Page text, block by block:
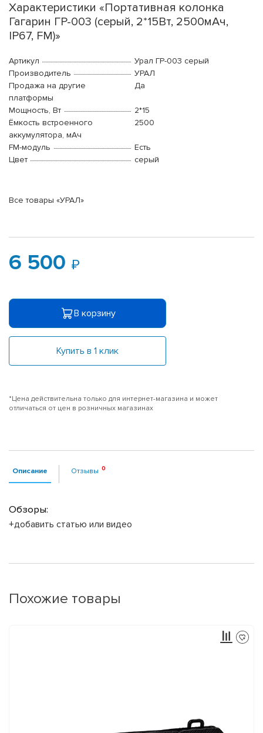
Характеристики «Портативная колонка
Гагарин ГР-003 (серый, 2*15Вт, 2500мАч,
IP67, FM)»
Артикул
Урал ГР-003 серый
Производитель
УРАЛ
Продажа на другие
платформы
Да
Мощность, Вт
2*15
Ёмкость встроенного
аккумулятора, мАч
2500
FM-модуль
Есть
Цвет
серый
Все товары «УРАЛ»
6 500
В корзину
Купить в 1 клик
*Цена действительна только для интернет-магазина и может
отличаться от цен в розничных магазинах
Описание Отзывы
Обзоры:
+добавить статью или видео
Похожие товары